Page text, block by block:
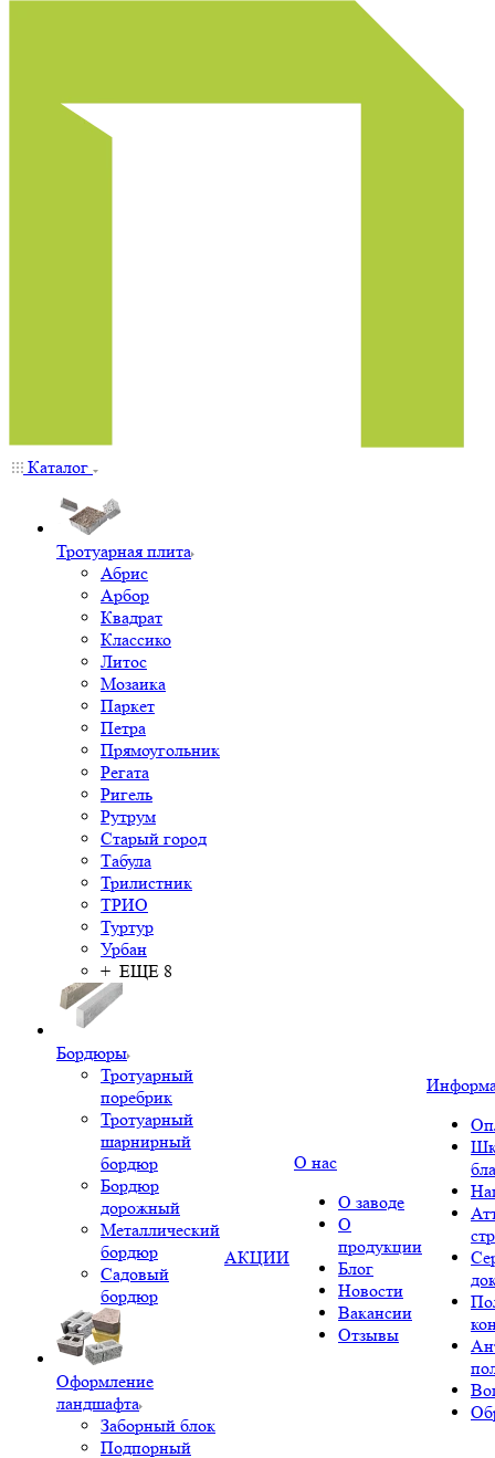
Каталог
Тротуарная плита
Абрис
Арбор
Квадрат
Классико
Литос
Мозаика
Паркет
Петра
Прямоугольник
Регата
Ригель
Рутрум
Старый город
Табула
Трилистник
ТРИО
Туртур
Урбан
+ ЕЩЕ 8
Бордюры
Тротуарный
поребрик
Тротуарный
шарнирный
бордюр
Бордюр
дорожный
Металлический
бордюр
Садовый
бордюр
Оформление
ландшафта
Заборный блок
Подпорный
АКЦИИ
О нас
О заводе
О
продукции
Блог
Новости
Вакансии
Отзывы